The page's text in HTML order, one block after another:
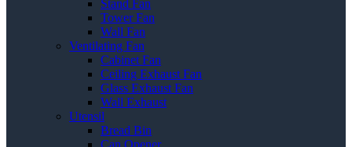
Stand Fan
Tower Fan
Wall Fan
Ventilating Fan
Cabinet Fan
Ceiling Exhaust Fan
Glass Exhaust Fan
Wall Exhaust
Utensil
Bread Bin
Can Opener